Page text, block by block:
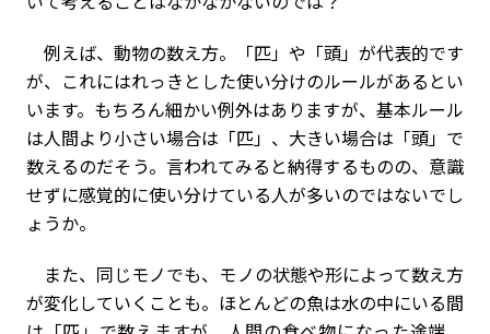
例えば、動物の数え方。「匹」や「頭」が代表的です
が、これにはれっきとした使い分けのルールがあるとい
います。もちろん細かい例外はありますが、基本ルール
は人間より小さい場合は「匹」、大きい場合は「頭」で
数えるのだそう。言われてみると納得するものの、意識
せずに感覚的に使い分けている人が多いのではないでし
ょうか。
また、同じモノでも、モノの状態や形によって数え方
が変化していくことも。ほとんどの魚は水の中にいる間